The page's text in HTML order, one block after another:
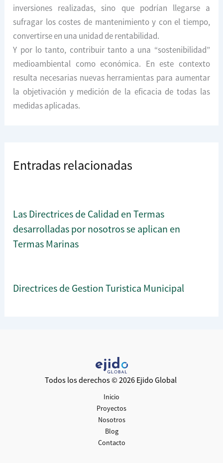
inversiones realizadas, sino que podrían llegarse a
sufragar los costes de mantenimiento y con el tiempo,
convertirse en una unidad de rentabilidad.
Y por lo tanto, contribuir tanto a una “sostenibilidad”
medioambiental como económica. En este contexto
resulta necesarias nuevas herramientas para aumentar
la objetivación y medición de la eficacia de todas las
medidas aplicadas.
Entradas relacionadas
Las Directrices de Calidad en Termas
desarrolladas por nosotros se aplican en
Termas Marinas
Directrices de Gestion Turistica Municipal
Todos los derechos © 2026 Ejido Global
Inicio
Proyectos
Nosotros
Blog
Contacto